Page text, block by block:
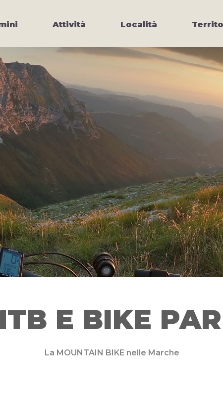
Attività Località
E BIKE
La MOUNTAIN BIKE nelle Marche